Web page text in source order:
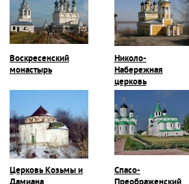
Воскресенский
монастырь
Николо-
Набережная
церковь
Церковь Козьмы и
Спасо-